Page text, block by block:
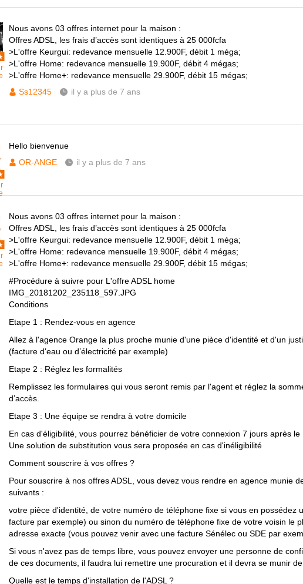
Nous avons 03 offres internet pour la maison :
Offres ADSL, les frais d’accès sont identiques à 25 000fcfa
>L'offre Keurgui: redevance mensuelle 12.900F, débit 1 méga;
>L'offre Home: redevance mensuelle 19.900F, débit 4 mégas;
>L'offre Home+: redevance mensuelle 29.900F, débit 15 mégas;
Ss12345
il y a plus de 7 ans
Hello bienvenue
OR-ANGE
il y a plus de 7 ans
Nous avons 03 offres internet pour la maison :
Offres ADSL, les frais d’accès sont identiques à 25 000fcfa
>L'offre Keurgui: redevance mensuelle 12.900F, débit 1 méga;
>L'offre Home: redevance mensuelle 19.900F, débit 4 mégas;
>L'offre Home+: redevance mensuelle 29.900F, débit 15 mégas;
#Procédure à suivre pour L'offre ADSL home
IMG_20181202_235118_597.JPG
Conditions
Etape 1 : Rendez-vous en agence
Allez à l'agence Orange la plus proche munie d'une pièce d'identité et d'un
(facture d'eau ou d’électricité par exemple)
Etape 2 : Réglez les formalités
Remplissez les formulaires qui vous seront remis par l'agent et réglez la
d’accès.
Etape 3 : Une équipe se rendra à votre domicile
En cas d'éligibilité, vous pourrez bénéficier de votre connexion 7 jours après le
Une solution de substitution vous sera proposée en cas d'inéligibilité
Comment souscrire à vos offres ?
Pour souscrire à nos offres ADSL, vous devez vous rendre en agence munie
suivants :
votre pièce d'identité, de votre numéro de téléphone fixe si vous en possédez
facture par exemple) ou sinon du numéro de téléphone fixe de votre voisin le
adresse exacte (vous pouvez venir avec une facture Sénélec ou SDE par
Si vous n'avez pas de temps libre, vous pouvez envoyer une personne de
de ces documents, il faudra lui remettre une procuration et il devra se munir
Quelle est le temps d'installation de l'ADSL ?